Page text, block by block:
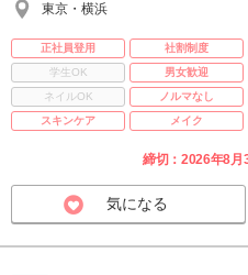
東京・横浜
正社員登用 社割制度
学生OK
男女歓迎
ネイルOK
ノルマなし
スキンケア
メイク
締切：2026年8月
気になる